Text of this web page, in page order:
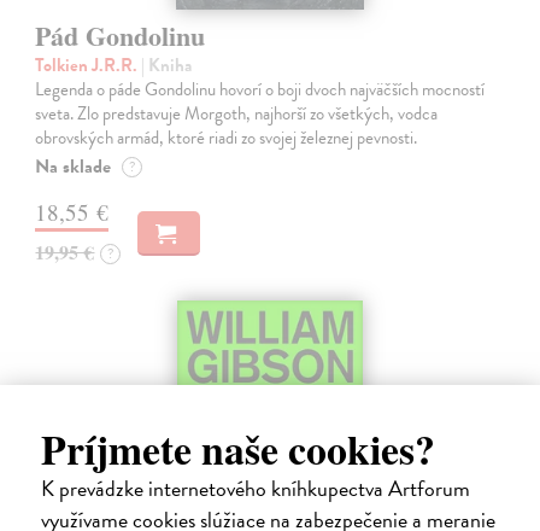
Príjmete naše cookies?
K prevádzke internetového kníhkupectva Artforum
využívame cookies slúžiace na zabezpečenie a meranie
Pád Gondolinu
Tolkien J.R.R. | Kniha
Legenda o páde Gondolinu hovorí o boji dvoch najväčších mocností
sveta. Zlo predstavuje Morgoth, najhorší zo všetkých, vodca
obrovských armád, ktoré riadi zo svojej železnej pevnosti.
Na sklade ?
18,55 €
19,95 € ?